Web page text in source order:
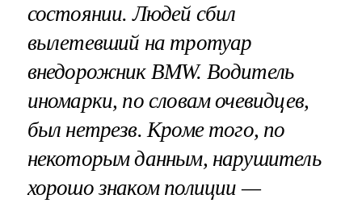
состоянии. Людей сбил
вылетевший на тротуар
внедорожник BMW. Водитель
иномарки, по словам очевидцев,
был нетрезв. Кроме того, по
некоторым данным, нарушитель
хорошо знаком полиции —